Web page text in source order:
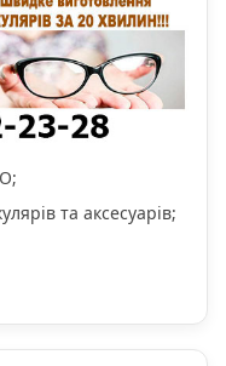
та аксесуарів;